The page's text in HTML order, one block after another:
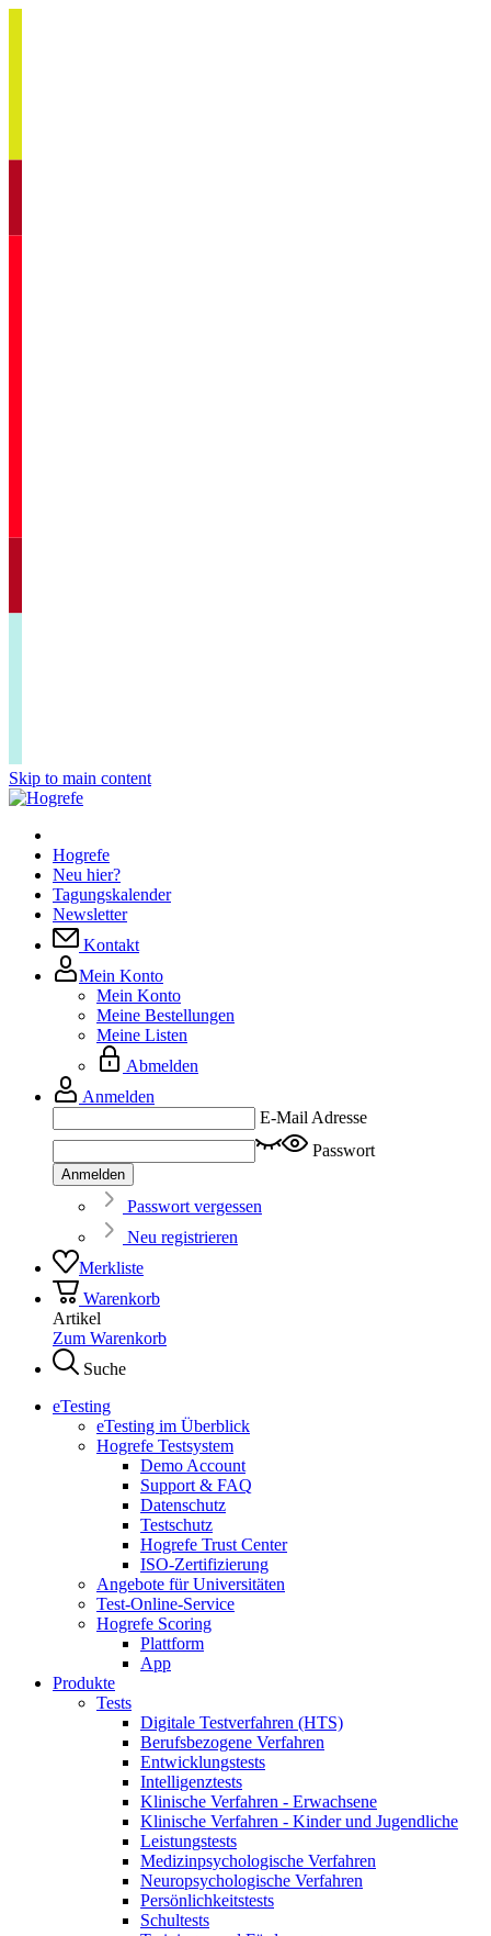
Skip to main content
Hogrefe
Neu hier?
Tagungskalender
Newsletter
Kontakt
Mein Konto
Mein Konto
Meine Bestellungen
Meine Listen
Abmelden
Anmelden
E-Mail Adresse
Passwort
Anmelden
Passwort vergessen
Neu registrieren
Merkliste
Warenkorb
Artikel
Zum Warenkorb
Suche
eTesting
eTesting im Überblick
Hogrefe Testsystem
Demo Account
Support & FAQ
Datenschutz
Testschutz
Hogrefe Trust Center
ISO-Zertifizierung
Angebote für Universitäten
Test-Online-Service
Hogrefe Scoring
Plattform
App
Produkte
Tests
Digitale Testverfahren (HTS)
Berufsbezogene Verfahren
Entwicklungstests
Intelligenztests
Klinische Verfahren - Erwachsene
Klinische Verfahren - Kinder und Jugendliche
Leistungstests
Medizinpsychologische Verfahren
Neuropsychologische Verfahren
Persönlichkeitstests
Schultests